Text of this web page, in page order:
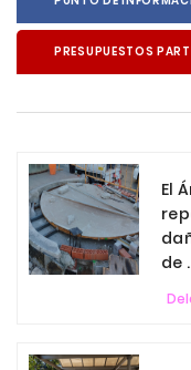
PRESUPUESTOS
El
de